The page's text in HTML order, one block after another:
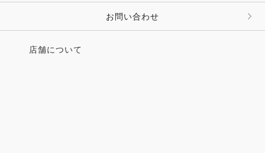
お問い合わせ
店舗について